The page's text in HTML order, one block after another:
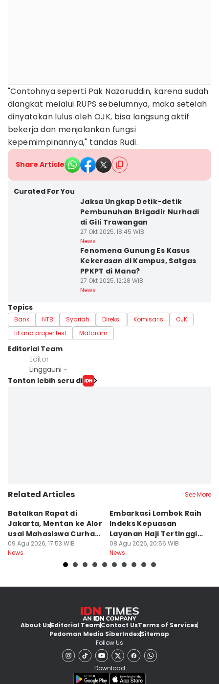
‎"Contohnya seperti Pak Nazaruddin, karena sudah
diangkat melalui RUPS sebelumnya, maka setelah
dinyatakan lulus oleh OJK, bisa langsung aktif
bekerja dan menjalankan fungsi
kepemimpinannya," tandas Rudi.
Share Article
Curated For You
Jaksa Ungkap Detik-detik
Pembunuhan Brigadir Nurhadi
di Gili Trawangan
27 Okt 2025, 18:45 WIB
News
Fenomena Gunung Es Kasus
Kekerasan di Kampus, Satgas
PPKPT di Mana?
27 Okt 2025, 12:28 WIB
News
Topics
Bank NTB Syariah Direksi Komisaris
OJK
fit and proper test
Mataram
Editorial Team
Editor
Linggauni -
Tonton lebih seru di
Related Articles See More
Batalkan Rapat di
Jakarta, Mentan ke Alor
usai Mahasiswa Curhat
Beras Mahal
09 Agu 2026, 17:53 WIB
News
Embarkasi Lombok Raih
Indeks Kepuasan
Layanan Haji Tertinggi
Nasional
08 Agu 2026, 20:56 WIB
News
About UsEditorial TeamContact UsTerms of Services
Pedoman Media SiberIndexSitemap
Follow Us
Download